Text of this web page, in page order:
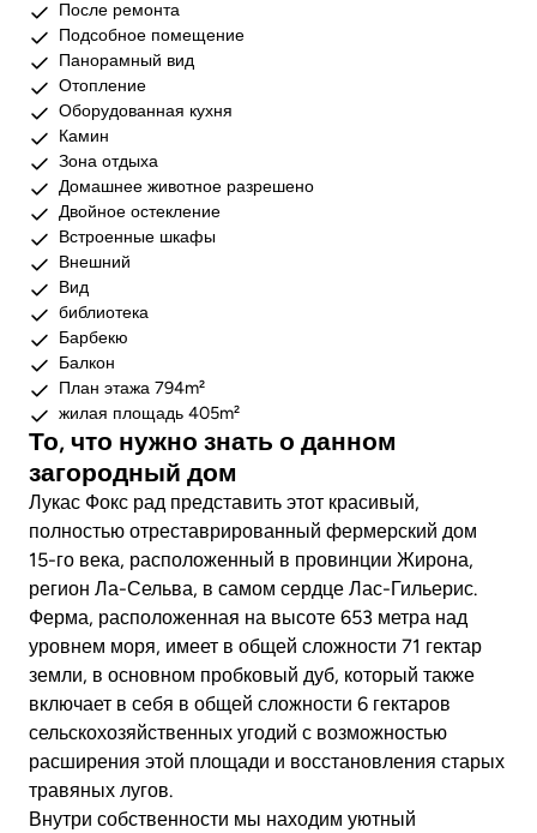
После ремонта
Подсобное помещение
Панорамный вид
Отопление
Оборудованная кухня
Камин
Зона отдыха
Домашнее животное разрешено
Двойное остекление
Встроенные шкафы
Внешний
Вид
библиотека
Барбекю
Балкон
План этажа 794m²
жилая площадь 405m²
То, что нужно знать о данном
загородный дом
Лукас Фокс рад представить этот красивый,
полностью отреставрированный фермерский дом
15-го века, расположенный в провинции Жирона,
регион Ла-Сельва, в самом сердце Лас-Гильерис.
Ферма, расположенная на высоте 653 метра над
уровнем моря, имеет в общей сложности 71 гектар
земли, в основном пробковый дуб, который также
включает в себя в общей сложности 6 гектаров
сельскохозяйственных угодий с возможностью
расширения этой площади и восстановления старых
травяных лугов.
Внутри собственности мы находим уютный